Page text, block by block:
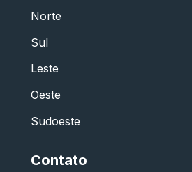
Norte
Sul
Leste
Oeste
Sudoeste
Contato